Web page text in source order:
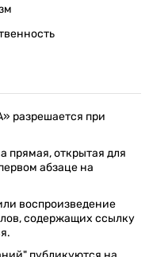
разрешается при
прямая, открытая для
абзаце на
воспроизведение
содержащих ссылку